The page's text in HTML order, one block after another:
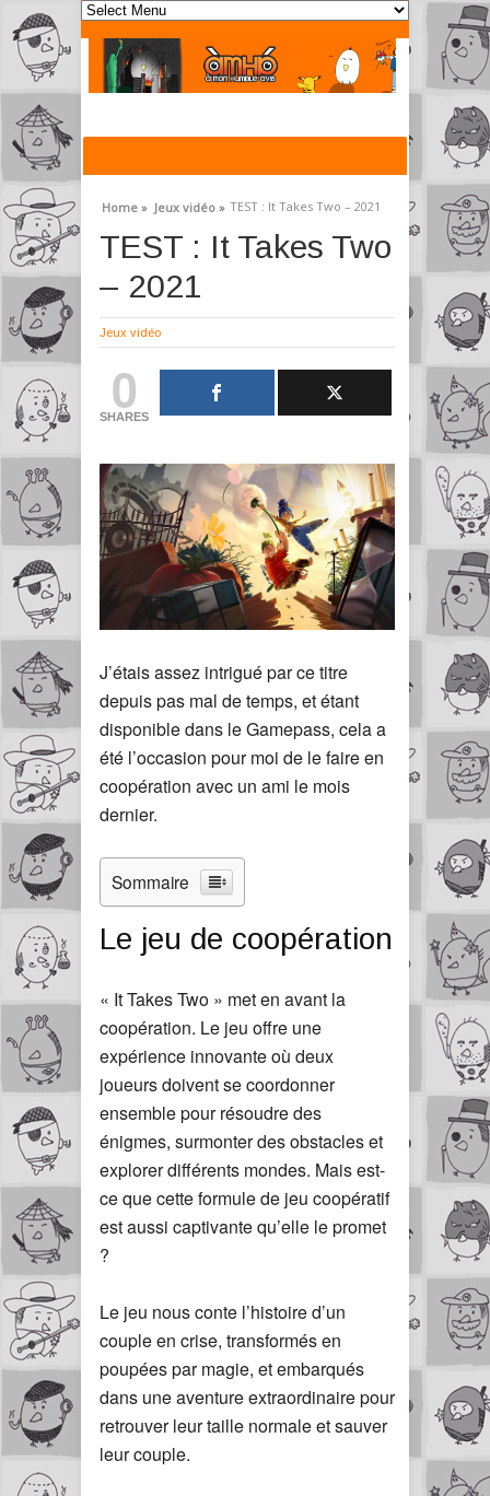
Home » Jeux vidéo » TEST : It Takes Two – 2021
TEST : It Takes Two
– 2021
Jeux vidéo
0
SHARES
J’étais assez intrigué par ce titre
depuis pas mal de temps, et étant
disponible dans le Gamepass, cela a
été l’occasion pour moi de le faire en
coopération avec un ami le mois
dernier.
Sommaire
Le jeu de coopération
« It Takes Two » met en avant la
coopération. Le jeu offre une
expérience innovante où deux
joueurs doivent se coordonner
ensemble pour résoudre des
énigmes, surmonter des obstacles et
explorer différents mondes. Mais est-
ce que cette formule de jeu coopératif
est aussi captivante qu’elle le promet
?
Le jeu nous conte l’histoire d’un
couple en crise, transformés en
poupées par magie, et embarqués
dans une aventure extraordinaire pour
retrouver leur taille normale et sauver
leur couple.